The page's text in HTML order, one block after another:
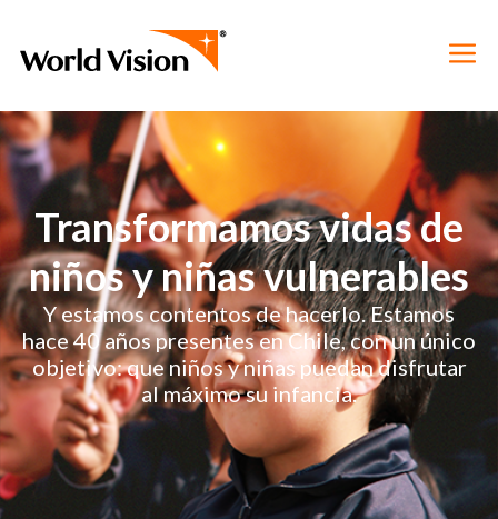
Transformamos vidas de
niños y niñas vulnerables
Y estamos contentos de hacerlo. Estamos
hace 40 años presentes en Chile, con un único
objetivo: que niños y niñas puedan disfrutar
al máximo su infancia.